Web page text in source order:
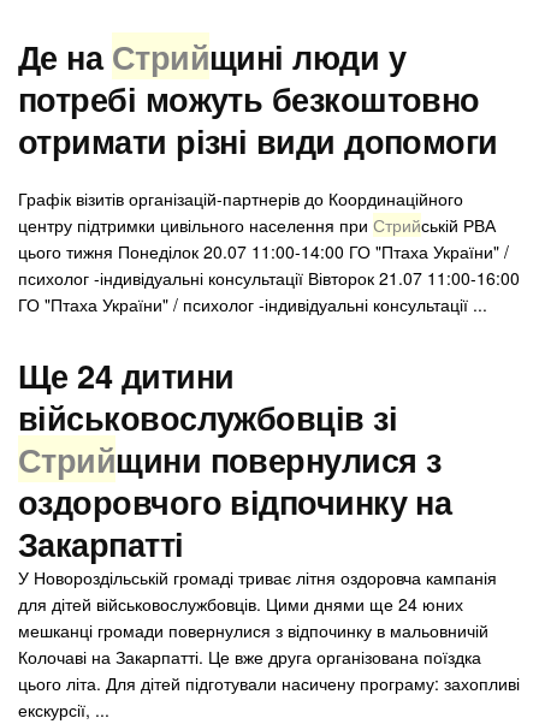
Де наСтрийщині люди у
потребі можуть безкоштовно
отримати різні види допомоги
Графік візитів організацій-партнерів до Координаційного
центру підтримки цивільного населення при Стрийській РВА
цього тижня Понеділок 20.07 11:00-14:00 ГО "Птаха України" /
психолог -індивідуальні консультації Вівторок 21.07 11:00-16:00
ГО "Птаха України" / психолог -індивідуальні консультації ...
Ще 24 дитини
військовослужбовців зі
Стрийщини повернулися з
оздоровчого відпочинку на
Закарпатті
У Новороздільській громаді триває літня оздоровча кампанія
для дітей військовослужбовців. Цими днями ще 24 юних
мешканці громади повернулися з відпочинку в мальовничій
Колочаві на Закарпатті. Це вже друга організована поїздка
цього літа. Для дітей підготували насичену програму: захопливі
екскурсії, ...